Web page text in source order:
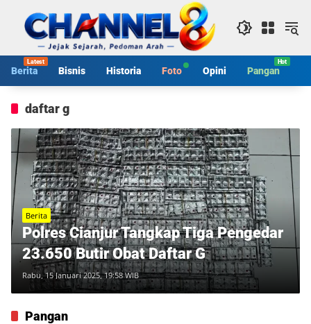
konten
Berita Bisnis Historia Foto Opini Pangan
daftar g
Berita
Polres Cianjur Tangkap Tiga Pengedar
23.650 Butir Obat Daftar G
Rabu, 15 Januari 2025, 19:58 WIB
Pangan